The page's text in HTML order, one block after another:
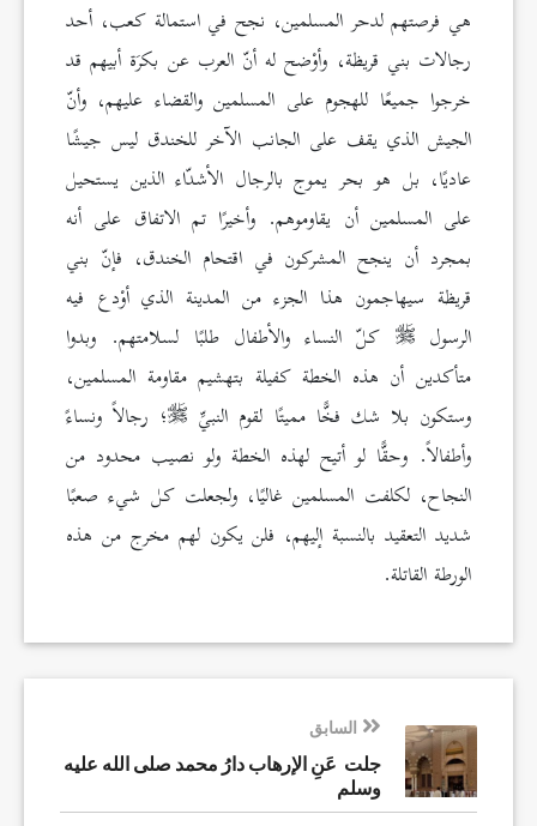
هي فرصتهم لدحر المسلمين، نجح في استمالة كعب، أحد
رجالات بني قريظة، وأوْضح له أنّ العرب عن بكرَة أبيهم قد
خرجوا جميعًا للهجوم على المسلمين والقضاء عليهم، وأنّ
الجيش الذي يقف على الجانب الآخر للخندق ليس جيشًا
عاديًا، بل هو بحر يموج بالرجال الأشدّاء الذين يستحيل
على المسلمين أن يقاوموهم. وأخيرًا تم الاتفاق على أنه
بمجرد أن ينجح المشركون في اقتحام الخندق، فإنّ بني
قريظة سيهاجمون هذا الجزء من المدينة الذي أوْدع فيه
الرسول
كلّ النساء والأطفال طلبًا لسلامتهم. وبدوا
متأكدين أن هذه الخطة كفيلة بتهشيم مقاومة المسلمين،
وستكون بلا شك فخًّا مميتًا لقوم النبيِّ
؛ رجالاً ونساءً
وأطفالاً. وحقًّا لو أتيح لهذه الخطة ولو نصيب محدود من
النجاح، لكلفت المسلمين غاليًا، ولجعلت كل شيء صعبًا
شديد التعقيد بالنسبة إليهم، فلن يكون لهم مخرج من هذه
الورطة القاتلة.
السابق
جلت عَنِ الإرهاب دارُ محمد صلى الله عليه
وسلم